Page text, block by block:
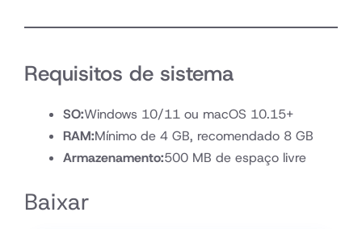
Requisitos de sistema
SO:Windows 10/11 ou macOS 10.15+
RAM:Mínimo de 4 GB, recomendado 8 GB
Armazenamento:500 MB de espaço livre
Baixar